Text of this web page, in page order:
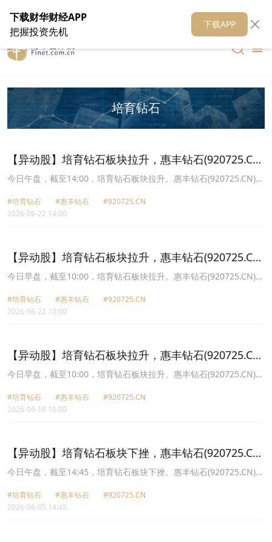
在线客服 关于我们 财华媒体矩阵 财华智库
培育钻石
【异动股】培育钻石板块拉升，惠丰钻石(920725.CN)
涨29.99%
今日午盘，截至14:00，培育钻石板块拉升。惠丰钻石(920725.CN)涨
钻石(301071.CN)涨20.00%报91.92元，恒林股份(603661.CN)涨
10.01%报35.73元，恒盛能源(605580.CN)涨9.99%报26.43元，黄河
#培育钻石 #惠丰钻石
#920725.CN
2026-06-22 14:00
【异动股】培育钻石板块拉升，惠丰钻石(920725.CN)
涨21.77%
今日早盘，截至10:00，培育钻石板块拉升。惠丰钻石(920725.CN)涨
钻石(301071.CN)涨20.00%报91.92元，恒盛能源(605580.CN)涨
9.99%报26.43元，黄河旋风(600172.CN)涨9.99%报15.41元，中兵
#培育钻石 #惠丰钻石
#920725.CN
2026-06-22 10:00
【异动股】培育钻石板块拉升，惠丰钻石(920725.CN)
涨16.14%
今日早盘，截至10:00，培育钻石板块拉升。惠丰钻石(920725.CN)涨
达(300179.CN)涨8.79%报49.37元，英诺激光(301021.CN)涨8.39%
报125.3元，力量钻石(301071.CN)涨5.47%报78.12元，晶盛机电
#培育钻石 #惠丰钻石
#920725.CN
2026-06-18 10:00
【异动股】培育钻石板块下挫，惠丰钻石(920725.CN)
跌10.47%
今日午盘，截至14:45，培育钻石板块下挫。惠丰钻石(920725.CN)跌
达(300179.CN)跌8.21%报47.16元，沃尔德(688028.CN)跌7.73%报
115.8元，黄河旋风(600172.CN)跌7.60%报13.38元，力量钻石
#培育钻石 #惠丰钻石
#920725.CN
2026-06-05 14:45
下载财华财经APP
把握投资先机
下载APP